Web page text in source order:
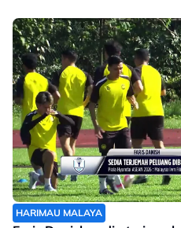
HARIMAU MALAYA